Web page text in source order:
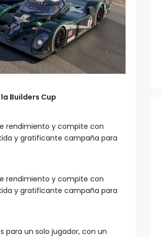
Builders Cup
rendimiento y compite con
y gratificante campaña para
rendimiento y compite con
y gratificante campaña para
para un solo jugador, con un